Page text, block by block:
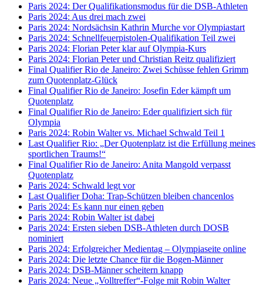
Paris 2024: Der Qualifikationsmodus für die DSB-Athleten
Paris 2024: Aus drei mach zwei
Paris 2024: Nordsächsin Kathrin Murche vor Olympiastart
Paris 2024: Schnellfeuerpistolen-Qualifikation Teil zwei
Paris 2024: Florian Peter klar auf Olympia-Kurs
Paris 2024: Florian Peter und Christian Reitz qualifiziert
Final Qualifier Rio de Janeiro: Zwei Schüsse fehlen Grimm
zum Quotenplatz-Glück
Final Qualifier Rio de Janeiro: Josefin Eder kämpft um
Quotenplatz
Final Qualifier Rio de Janeiro: Eder qualifiziert sich für
Olympia
Paris 2024: Robin Walter vs. Michael Schwald Teil 1
Last Qualifier Rio: „Der Quotenplatz ist die Erfüllung meines
sportlichen Traums!“
Final Qualifier Rio de Janeiro: Anita Mangold verpasst
Quotenplatz
Paris 2024: Schwald legt vor
Last Qualifier Doha: Trap-Schützen bleiben chancenlos
Paris 2024: Es kann nur einen geben
Paris 2024: Robin Walter ist dabei
Paris 2024: Ersten sieben DSB-Athleten durch DOSB
nominiert
Paris 2024: Erfolgreicher Medientag – Olympiaseite online
Paris 2024: Die letzte Chance für die Bogen-Männer
Paris 2024: DSB-Männer scheitern knapp
Paris 2024: Neue „Volltreffer“-Folge mit Robin Walter